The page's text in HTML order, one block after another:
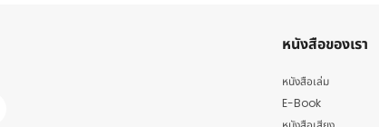
หนังสือของเรา
หนังสือเล่ม
E-Book